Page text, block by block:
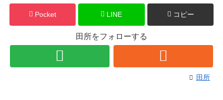
Pocket LINE コピー
田所をフォローする
田所